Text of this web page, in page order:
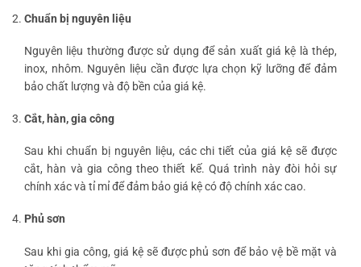
Chuẩn bị nguyên liệu
Nguyên liệu thường được sử dụng để sản xuất giá kệ là thép,
inox, nhôm. Nguyên liệu cần được lựa chọn kỹ lưỡng để đảm
bảo chất lượng và độ bền của giá kệ.
Cắt, hàn, gia công
Sau khi chuẩn bị nguyên liệu, các chi tiết của giá kệ sẽ được
cắt, hàn và gia công theo thiết kế. Quá trình này đòi hỏi sự
chính xác và tỉ mỉ để đảm bảo giá kệ có độ chính xác cao.
Phủ sơn
Sau khi gia công, giá kệ sẽ được phủ sơn để bảo vệ bề mặt và